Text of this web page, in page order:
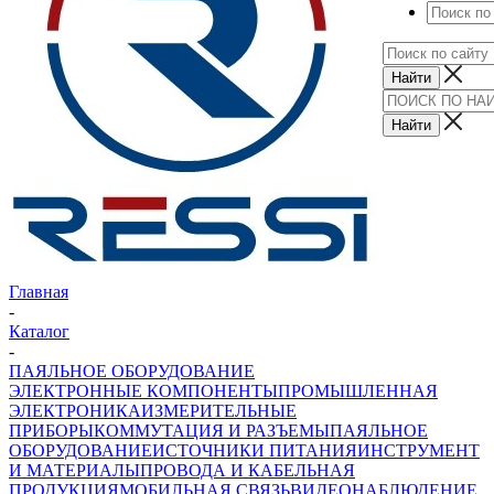
Главная
-
Каталог
-
ПАЯЛЬНОЕ ОБОРУДОВАНИЕ
ЭЛЕКТРОННЫЕ КОМПОНЕНТЫПРОМЫШЛЕННАЯ
ЭЛЕКТРОНИКАИЗМЕРИТЕЛЬНЫЕ
ПРИБОРЫКОММУТАЦИЯ И РАЗЪЕМЫПАЯЛЬНОЕ
ОБОРУДОВАНИЕИСТОЧНИКИ ПИТАНИЯИНСТРУМЕНТ
И МАТЕРИАЛЫПРОВОДА И КАБЕЛЬНАЯ
ПРОДУКЦИЯМОБИЛЬНАЯ СВЯЗЬВИДЕОНАБЛЮДЕНИЕ